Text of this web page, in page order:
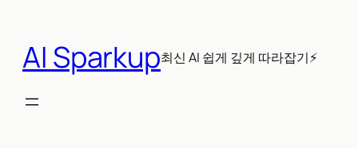
AI Sparkup최신 AI 쉽게 깊게 따라잡기⚡